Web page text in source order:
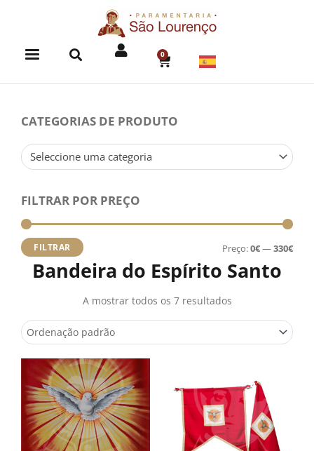
0
CART
CATEGORIAS DE PRODUTO
Seleccione uma categoria
FILTRAR POR PREÇO
FILTRAR Preço:0€—330€
Bandeira do Espírito Santo
A mostrar todos os 7 resultados